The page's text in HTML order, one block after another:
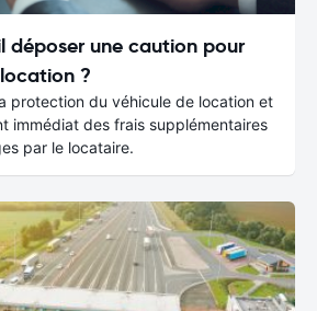
déposer une caution pour
?
protection du véhicule de location et
immédiat des frais supplémentaires
par le locataire.